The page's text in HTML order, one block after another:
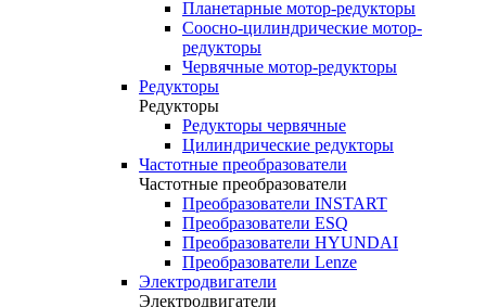
Планетарные мотор-редукторы
Соосно-цилиндрические мотор-
редукторы
Червячные мотор-редукторы
Редукторы
Редукторы
Редукторы червячные
Цилиндрические редукторы
Частотные преобразователи
Частотные преобразователи
Преобразователи INSTART
Преобразователи ESQ
Преобразователи HYUNDAI
Преобразователи Lenze
Электродвигатели
Электродвигатели